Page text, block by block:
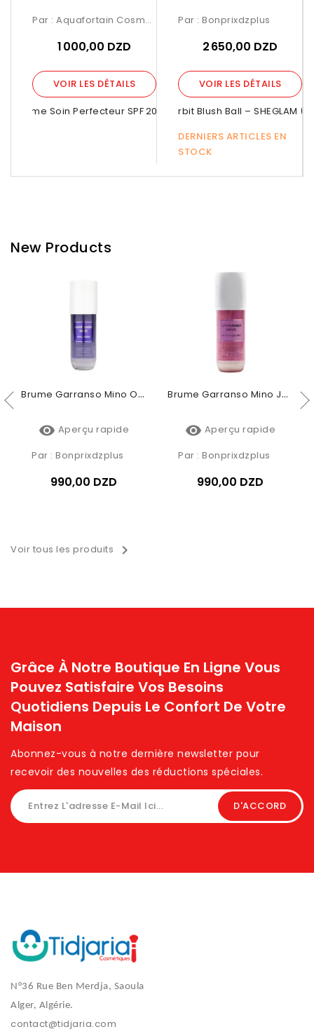
Crème Soin Perfecteur SPF 20 Dark...
Par : Aquafortain Cosmetics
1 000,00 DZD
VOIR LES DÉTAILS
Lunar Orbit Blush Ball – SHEGLAM
DERNIERS ARTICLES EN
STOCK
Par : Bonprixdzplus
2 650,00 DZD
VOIR LES DÉTAILS
New Products
Brume Garranso Mino Orchidée 250ml
 Aperçu rapide
Par : Bonprixdzplus
990,00 DZD
Brume Garranso Mino Jardin De Rio 250ml
 Aperçu rapide
Par : Bonprixdzplus
990,00 DZD
Voir tous les produits 
Grâce À Notre Boutique En Ligne Vous
Pouvez Satisfaire Vos Besoins
Quotidiens Depuis Le Confort De Votre
Maison
Abonnez-vous à notre dernière newsletter pour
recevoir des nouvelles des réductions spéciales. ​
N°36 Rue Ben Merdja, Saoula
Alger, Algérie.
contact@tidjaria.com